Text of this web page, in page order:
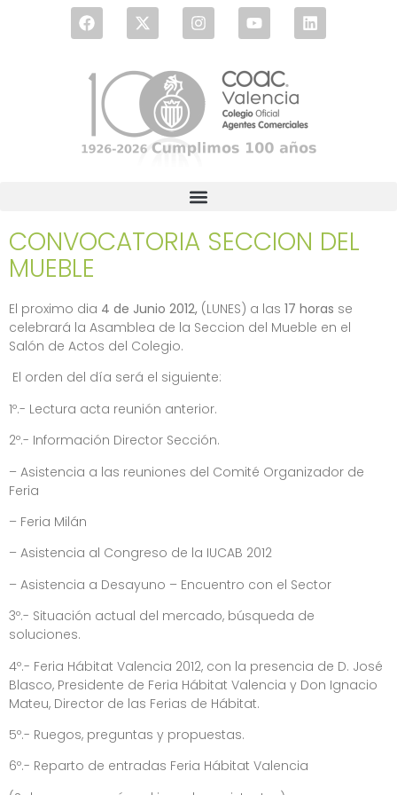
CONVOCATORIA SECCION DEL
MUEBLE
El proximo dia 4 de Junio 2012, (LUNES) a las 17 horas se
celebrará la Asamblea de la Seccion del Mueble en el
Salón de Actos del Colegio.
El orden del día será el siguiente:
1º.- Lectura acta reunión anterior.
2º.- Información Director Sección.
– Asistencia a las reuniones del Comité Organizador de
Feria
– Feria Milán
– Asistencia al Congreso de la IUCAB 2012
– Asistencia a Desayuno – Encuentro con el Sector
3º.- Situación actual del mercado, búsqueda de
soluciones.
4º.- Feria Hábitat Valencia 2012, con la presencia de D. José
Blasco, Presidente de Feria Hábitat Valencia y Don Ignacio
Mateu, Director de las Ferias de Hábitat.
5º.- Ruegos, preguntas y propuestas.
6º.- Reparto de entradas Feria Hábitat Valencia